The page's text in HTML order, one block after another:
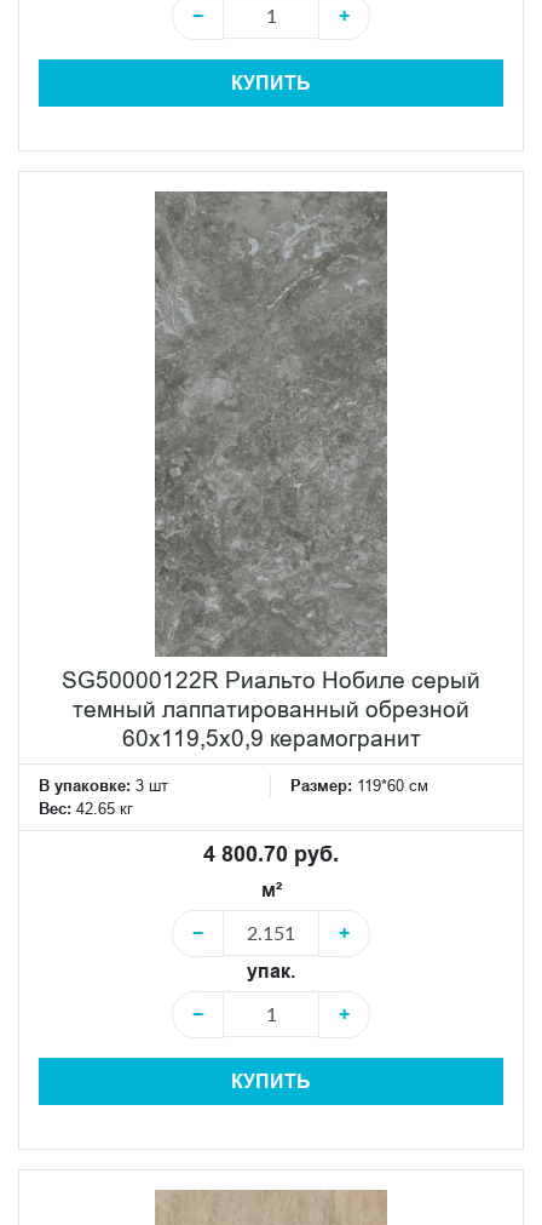
−
+
КУПИТЬ
SG50000122R Риальто Нобиле серый
темный лаппатированный обрезной
60x119,5x0,9 керамогранит
В упаковке: 3 шт Размер: 119*60 см
Вес: 42.65 кг
4 800.70 руб.
м²
−
+
упак.
−
+
КУПИТЬ